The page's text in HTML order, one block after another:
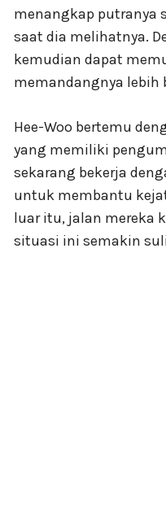
menangkap putranya
saat dia melihatnya.
kemudian dapat
memandangnya lebih
Hee-Woo bertemu
yang memiliki
sekarang bekerja
untuk membantu
luar itu, jalan mereka
situasi ini semakin